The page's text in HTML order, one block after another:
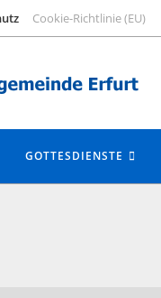
Cookie-Richtlinie (EU)
GOTTESDIENSTE